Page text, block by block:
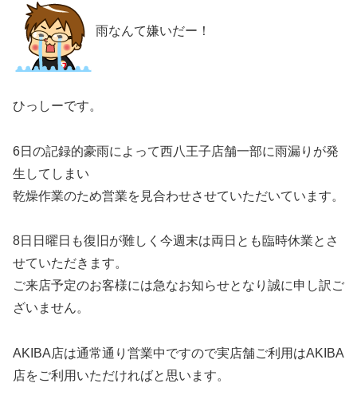
雨なんて嫌いだー！
ひっしーです。
6日の記録的豪雨によって西八王子店舗一部に雨漏りが発
生してしまい
乾燥作業のため営業を見合わせさせていただいています。
8日日曜日も復旧が難しく今週末は両日とも臨時休業とさ
せていただきます。
ご来店予定のお客様には急なお知らせとなり誠に申し訳ご
ざいません。
AKIBA店は通常通り営業中ですので実店舗ご利用はAKIBA
店をご利用いただければと思います。